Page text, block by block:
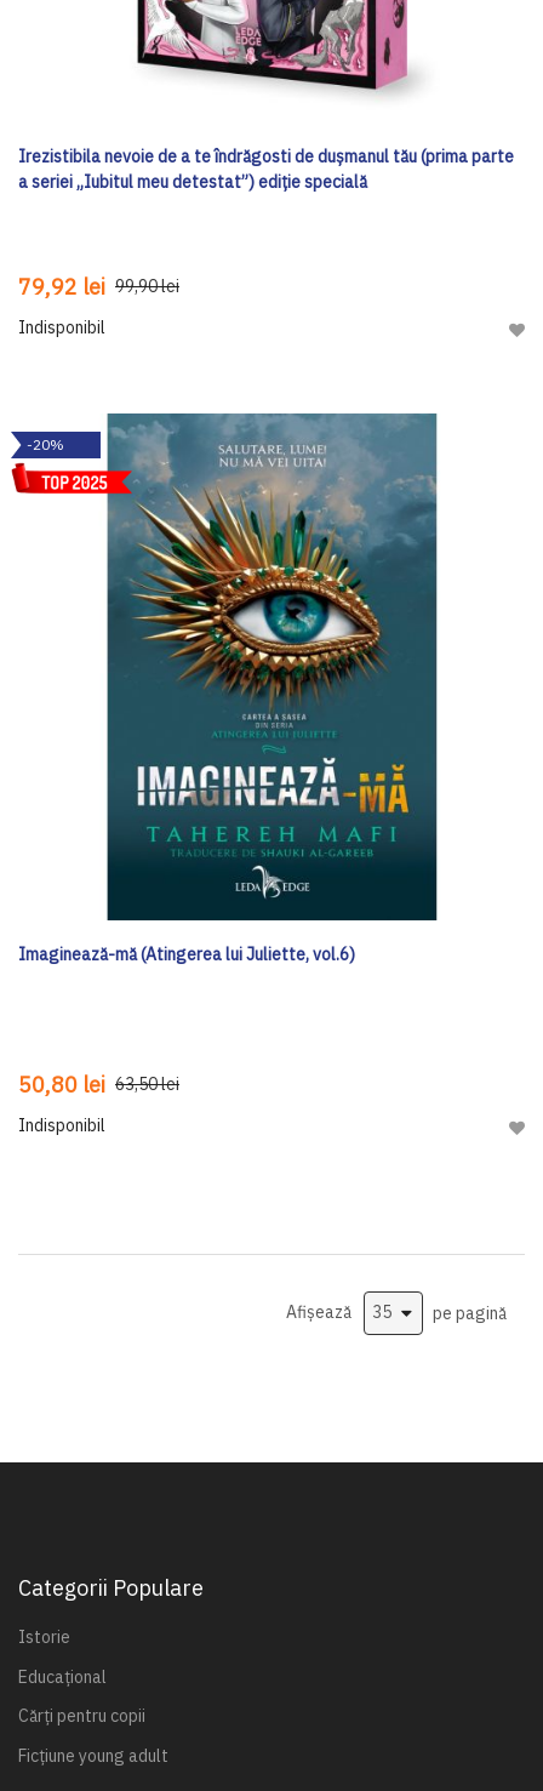
Irezistibila nevoie de a te îndrăgosti de dușmanul tău (prima parte
a seriei „Iubitul meu detestat”) ediţie specială
79,92 lei 99,90 lei
Indisponibil
-20%
Imaginează-mă (Atingerea lui Juliette, vol.6)
50,80 lei 63,50 lei
Indisponibil
Afișează pe pagină
Categorii Populare
Istorie
Educațional
Cărți pentru copii
Ficțiune young adult